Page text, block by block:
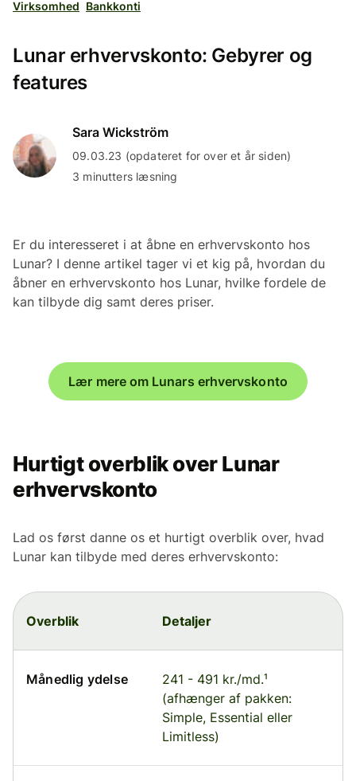
Virksomhed Bankkonti
Lunar erhvervskonto: Gebyrer og
features
Sara Wickström
09.03.23 (opdateret for over et år siden)
3 minutters læsning
Er du interesseret i at åbne en erhvervskonto hos
Lunar? I denne artikel tager vi et kig på, hvordan du
åbner en erhvervskonto hos Lunar, hvilke fordele de
kan tilbyde dig samt deres priser.
Lær mere om Lunars erhvervskonto
Hurtigt overblik over Lunar
erhvervskonto
Lad os først danne os et hurtigt overblik over, hvad
Lunar kan tilbyde med deres erhvervskonto:
Overblik Detaljer
Månedlig ydelse
241 - 491 kr./md.¹
(afhænger af pakken:
Simple, Essential eller
Limitless)